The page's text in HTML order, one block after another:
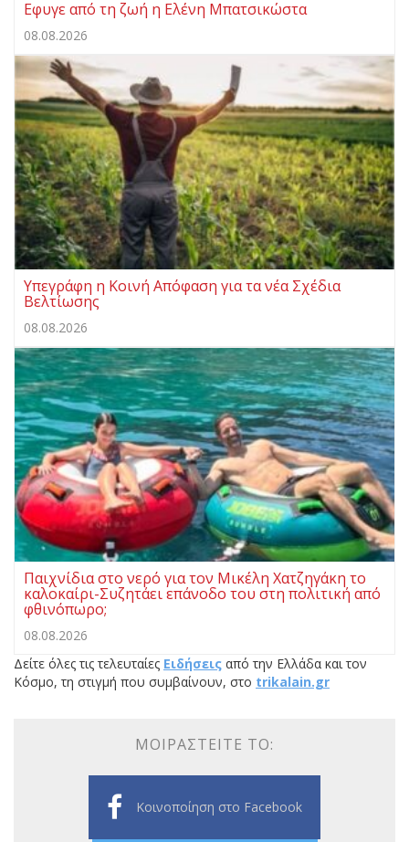
Eφυγε από τη ζωή η Ελένη Μπατσικώστα
08.08.2026
Υπεγράφη η Κοινή Απόφαση για τα νέα Σχέδια
Βελτίωσης
08.08.2026
Παιχνίδια στο νερό για τον Μικέλη Χατζηγάκη το
καλοκαίρι-Συζητάει επάνοδο του στη πολιτική από
φθινόπωρο;
08.08.2026
Δείτε όλες τις τελευταίες Ειδήσεις από την Ελλάδα και τον
Κόσμο, τη στιγμή που συμβαίνουν, στο trikalain.gr
ΜΟΙΡΑΣΤΕΊΤΕ ΤΟ:
Κοινοποίηση στο Facebook